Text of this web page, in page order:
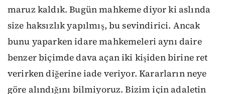
maruz kaldık. Bugün mahkeme diyor ki aslında
size haksızlık yapılmış, bu sevindirici. Ancak
bunu yaparken idare mahkemeleri aynı daire
benzer biçimde dava açan iki kişiden birine ret
verirken diğerine iade veriyor. Kararların neye
göre alındığını bilmiyoruz. Bizim için adaletin